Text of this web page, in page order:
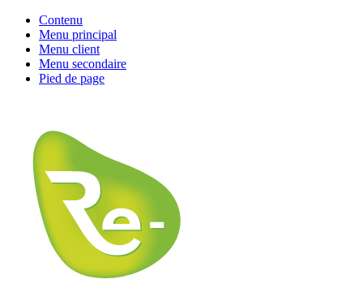
Contenu
Menu principal
Menu client
Menu secondaire
Pied de page